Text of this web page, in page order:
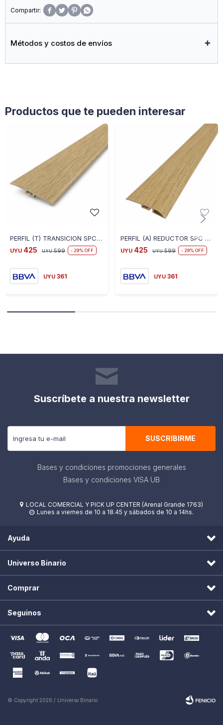
   
Métodos y costos de envíos
Productos que te pueden interesar
PERFIL (T) TRANSICION SPC 2.40 M LINEAL COLOR ROBLE CLARO O5002 - ROBLE CLARO
UYU 425 UYU 599 29
UYU 361
PERFIL (A) REDUCTOR SPC 2.40 M LINEAL COLOR ROBLE CLARO O5002 - ROBLE CLARO
UYU 425 UYU 599 29
UYU 361
Suscríbete a nuestra newsletter
SUSCRIBIRME
Bases y condiciones promociones generales
Bases y condiciones VISA UB
 LOCAL COMERCIAL Y PICK UP CENTER (Arenal Grande 1763)
 Lunes a viernes de 10 a 18.45 y sábados de 10 a 14hs.
Ayuda
Universo Binario
Comprar
Seguinos
© Copyright 2026 / Universo Binario